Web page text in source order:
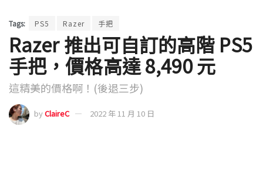
Tags: PS5 Razer 手把
Razer 推出可自訂的高階 PS5
手把，價格高達 8,490 元
這精美的價格啊！(後退三步)
byClaireC 2022 年 11 月 10 日